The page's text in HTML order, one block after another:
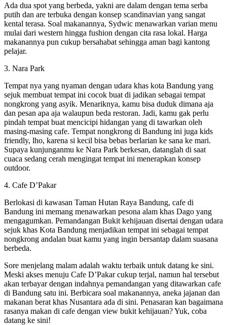
Ada dua spot yang berbeda, yakni are dalam dengan tema serba
putih dan are terbuka dengan konsep scandinavian yang sangat
kental terasa. Soal makanannya, Sydwic menawarkan varian menu
mulai dari western hingga fushion dengan cita rasa lokal. Harga
makanannya pun cukup bersahabat sehingga aman bagi kantong
pelajar.
3. Nara Park
Tempat nya yang nyaman dengan udara khas kota Bandung yang
sejuk membuat tempat ini cocok buat di jadikan sebagai tempat
nongkrong yang asyik. Menariknya, kamu bisa duduk dimana aja
dan pesan apa aja walaupun beda restoran. Jadi, kamu gak perlu
pindah tempat buat mencicipi hidangan yang di tawarkan oleh
masing-masing cafe. Tempat nongkrong di Bandung ini juga kids
friendly, lho, karena si kecil bisa bebas berlarian ke sana ke mari.
Supaya kunjunganmu ke Nara Park berkesan, datanglah di saat
cuaca sedang cerah mengingat tempat ini menerapkan konsep
outdoor.
4. Cafe D’Pakar
Berlokasi di kawasan Taman Hutan Raya Bandung, cafe di
Bandung ini memang menawarkan pesona alam khas Dago yang
mengagumkan. Pemandangan Bukit kehijauan disertai dengan udara
sejuk khas Kota Bandung menjadikan tempat ini sebagai tempat
nongkrong andalan buat kamu yang ingin bersantap dalam suasana
berbeda.
Sore menjelang malam adalah waktu terbaik untuk datang ke sini.
Meski akses menuju Cafe D’Pakar cukup terjal, namun hal tersebut
akan terbayar dengan indahnya pemandangan yang ditawarkan cafe
di Bandung satu ini. Berbicara soal makanannya, aneka jajanan dan
makanan berat khas Nusantara ada di sini. Penasaran kan bagaimana
rasanya makan di cafe dengan view bukit kehijauan? Yuk, coba
datang ke sini!